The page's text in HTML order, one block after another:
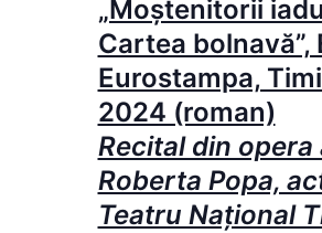
„Moștenitorii
Cartea bolnavă”,
Eurostampa,
2024 (roman)
Recital din
Roberta Popa,
Teatru Național